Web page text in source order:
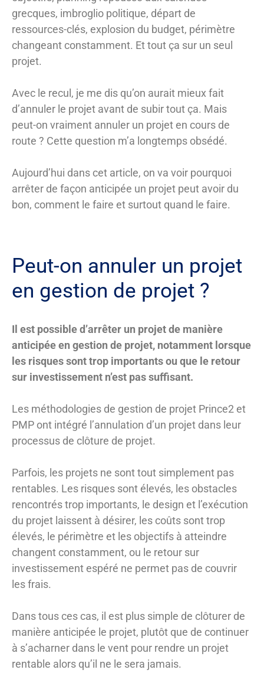
grecques, imbroglio politique, départ de
ressources-clés, explosion du budget, périmètre
changeant constamment. Et tout ça sur un seul
projet.
Avec le recul, je me dis qu’on aurait mieux fait
d’annuler le projet avant de subir tout ça. Mais
peut-on vraiment annuler un projet en cours de
route ? Cette question m’a longtemps obsédé.
Aujourd’hui dans cet article, on va voir pourquoi
arrêter de façon anticipée un projet peut avoir du
bon, comment le faire et surtout quand le faire.
Peut-on annuler un projet
en gestion de projet ?
Il est possible d’arrêter un projet de manière
anticipée en gestion de projet, notamment lorsque
les risques sont trop importants ou que le retour
sur investissement n’est pas suffisant.
Les méthodologies de gestion de projet Prince2 et
PMP ont intégré l’annulation d’un projet dans leur
processus de clôture de projet.
Parfois, les projets ne sont tout simplement pas
rentables. Les risques sont élevés, les obstacles
rencontrés trop importants, le design et l’exécution
du projet laissent à désirer, les coûts sont trop
élevés, le périmètre et les objectifs à atteindre
changent constamment, ou le retour sur
investissement espéré ne permet pas de couvrir
les frais.
Dans tous ces cas, il est plus simple de clôturer de
manière anticipée le projet, plutôt que de continuer
à s’acharner dans le vent pour rendre un projet
rentable alors qu’il ne le sera jamais.